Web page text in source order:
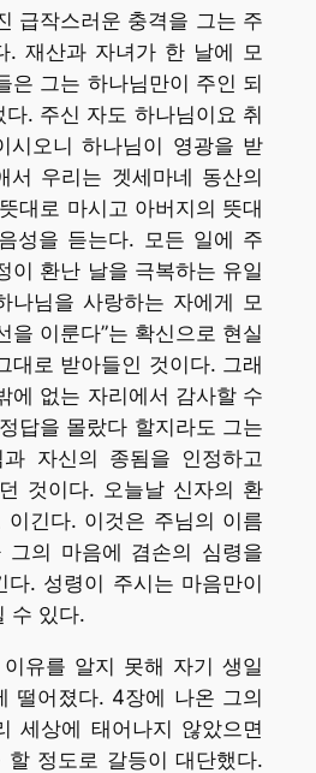
급작스러운 충격을 그는 주
. 재산과 자녀가 한 날에 모
은 그는 하나님만이 주인 되
. 주신 자도 하나님이요 취
시오니 하나님이 영광을 받
서 우리는 겟세마네 동산의
대로 마시고 아버지의 뜻대
성을 듣는다. 모든 일에 주
이 환난 날을 극복하는 유일
나님을 사랑하는 자에게 모
을 이룬다”는 확신으로 현실
대로 받아들인 것이다. 그래
에 없는 자리에서 감사할 수
답을 몰랐다 할지라도 그는
과 자신의 종됨을 인정하고
것이다. 오늘날 신자의 환
이긴다. 이것은 주님의 이름
의 마음에 겸손의 심령을
다. 성령이 주시는 마음만이
수 있다.
유를 알지 못해 자기 생일
떨어졌다. 4장에 나온 그의
세상에 태어나지 않았으면
할 정도로 갈등이 대단했다.